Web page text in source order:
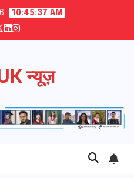
10:45:38 AM
न्यूज़